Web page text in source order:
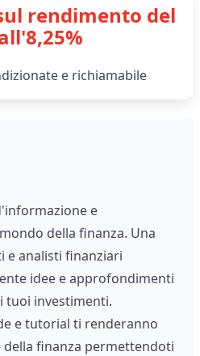
rendimento del
e richiamabile
e
della finanza. Una
e analisti finanziari
idee e approfondimenti
tuoi investimenti.
e tutorial ti renderanno
finanza permettendoti